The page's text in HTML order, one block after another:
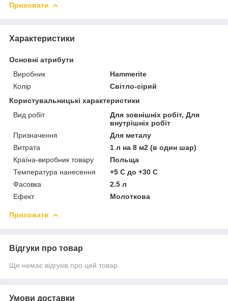
Приховати
Характеристики
Основні атрибути
Виробник
Нammerite
Колір
Світло-сірий
Користувальницькі характеристики
Вид робіт
Для зовнішніх робіт, Для
внутрішніх робіт
Призначення
Для металу
Витрата
1 л на 8 м2 (в один шар)
Країна-виробник товару
Польща
Температура нанесення
+5 С до +30 С
Фасовка
2.5 л
Ефект
Молоткова
Приховати
Відгуки про товар
Ще немає відгуків про цей товар
Умови доставки